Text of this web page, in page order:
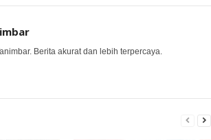
Berita akurat dan lebih terpercaya.